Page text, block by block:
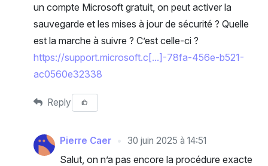
un compte Microsoft gratuit, on peut activer la
sauvegarde et les mises à jour de sécurité ? Quelle
est la marche à suivre ? C’est celle-ci ?
https://support.microsoft.c[...]-78fa-456e-b521-
ac0560e32338
Reply
Pierre Caer 30 juin 2025 à 14:51
Salut, on n’a pas encore la procédure exacte